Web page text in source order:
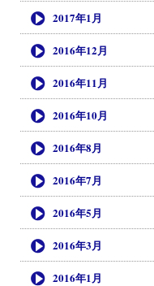
2017年1月
2016年12月
2016年11月
2016年10月
2016年8月
2016年7月
2016年5月
2016年3月
2016年1月